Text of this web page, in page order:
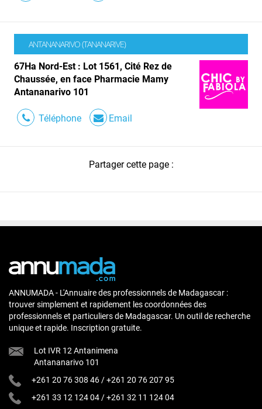
ANTANANARIVO (TANANARIVE)
67Ha Nord-Est : Lot 1561, Cité Rez de
Chaussée, en face Pharmacie Mamy
Antananarivo 101
Téléphone Email
Partager cette page :
ANNUMADA - L'Annuaire des professionnels de Madagascar :
trouver simplement et rapidement les coordonnées des
professionnels et particuliers de Madagascar. Un outil de recherche
unique et rapide. Inscription gratuite.
Lot IVR 12 Antanimena
Antananarivo 101
+261 20 76 308 46 /+261 20 76 207 95
+261 33 12 124 04 /+261 32 11 124 04